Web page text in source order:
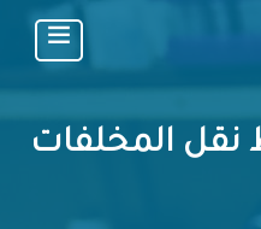
نقل المخلفات